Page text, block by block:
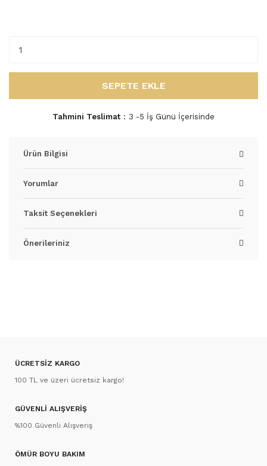
SEPETE EKLE
Tahmini Teslimat 3 -5 İş Günü İçerisinde
Ürün Bilgisi
Yorumlar
Taksit Seçenekleri
Önerileriniz
ÜCRETSİZ KARGO
100 TL ve üzeri ücretsiz kargo!
GÜVENLİ ALIŞVERİŞ
%100 Güvenli Alışveriş
ÖMÜR BOYU BAKIM